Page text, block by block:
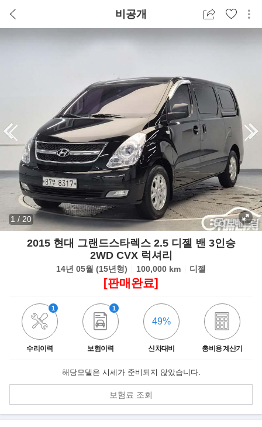
비공개
1 / 20
2015 현대 그랜드스타렉스 2.5 디젤 밴 3인승
2WD CVX 럭셔리
14년 05월 (15년형) 100,000 km 디젤
[판매완료]
수리이력
1
보험이력
1
신차대비
49%
총비용 계산기
해당모델은 시세가 준비되지 않았습니다.
보험료 조회